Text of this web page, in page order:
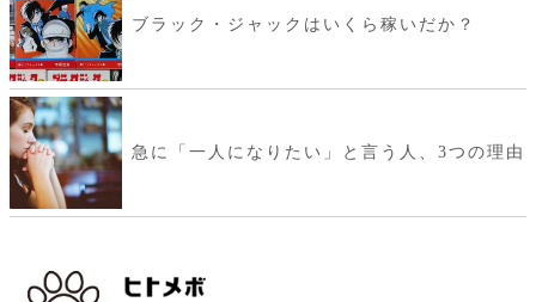
ブラック・ジャックはいくら稼いだか？
急に「一人になりたい」と言う人、3つの理由